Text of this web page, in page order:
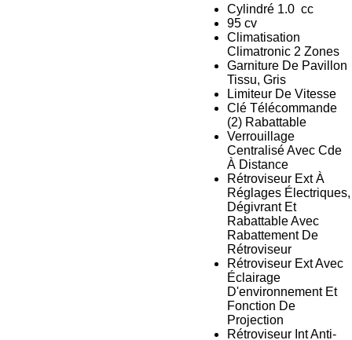
Cylindré 1.0 cc
95 cv
Climatisation
Climatronic 2 Zones
Garniture De Pavillon
Tissu, Gris
Limiteur De Vitesse
Clé Télécommande
(2) Rabattable
Verrouillage
Centralisé Avec Cde
À Distance
Rétroviseur Ext À
Réglages Électriques,
Dégivrant Et
Rabattable Avec
Rabattement De
Rétroviseur
Rétroviseur Ext Avec
Éclairage
D'environnement Et
Fonction De
Projection
Rétroviseur Int Anti-